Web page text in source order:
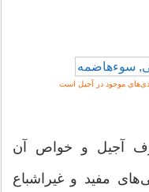
موجود در آجیل است
آجیل و خواص آن
مفید و غیراشباع